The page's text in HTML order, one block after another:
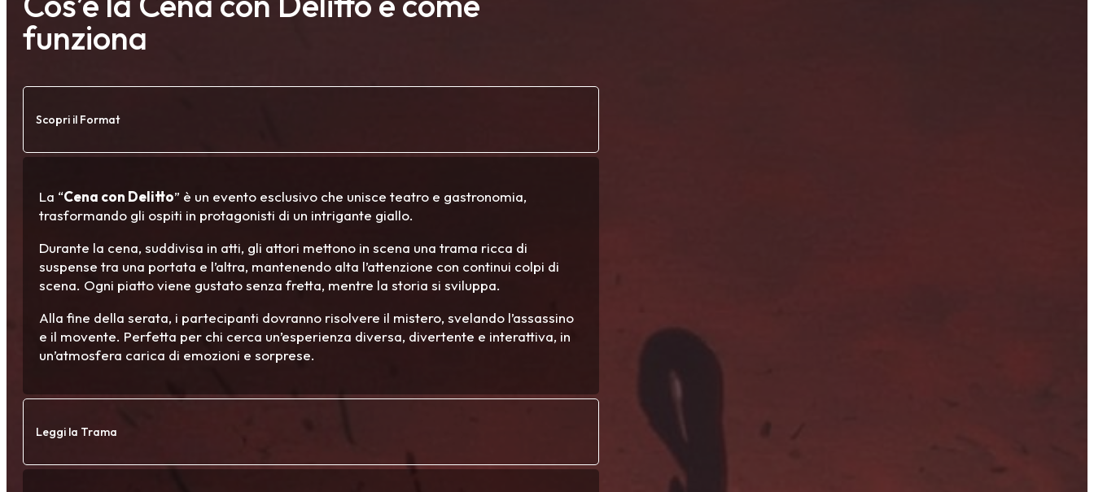
funziona
Scopri il Format
La “Cena con Delitto” è un evento esclusivo che unisce teatro e gastronomia,
trasformando gli ospiti in protagonisti di un intrigante giallo.
Durante la cena, suddivisa in atti, gli attori mettono in scena una trama ricca di
suspense tra una portata e l’altra, mantenendo alta l’attenzione con continui colpi di
scena. Ogni piatto viene gustato senza fretta, mentre la storia si sviluppa.
Alla fine della serata, i partecipanti dovranno risolvere il mistero, svelando l’assassino
e il movente. Perfetta per chi cerca un’esperienza diversa, divertente e interattiva, in
un’atmosfera carica di emozioni e sorprese.
Leggi la Trama